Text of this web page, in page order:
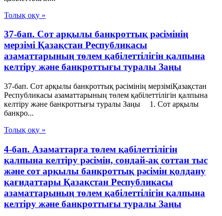
Толық оқу »
37-бап. Сот арқылы банкроттық рәсімінің
мерзімі Қазақстан Республикасы
азаматтарының төлем қабілеттілігін қалпына
келтіру және банкроттығы туралы Заңы
37-бап. Сот арқылы банкроттық рәсімінің мерзіміҚазақстан
Республикасы азаматтарының төлем қабілеттілігін қалпына
келтіру және банкроттығы туралы Заңы 1. Сот арқылы
банкро...
Толық оқу »
4-бап. Азаматтарға төлем қабілеттілігін
қалпына келтіру рәсімін, сондай-ақ соттан тыс
және сот арқылы банкроттық рәсімін қолдану
қағидаттары Қазақстан Республикасы
азаматтарының төлем қабілеттілігін қалпына
келтіру және банкроттығы туралы Заңы